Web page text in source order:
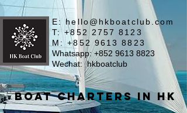
E:hello@hkboatclub.com
T: +852 2757 8123
M: +852 9613 8823
Whatsapp: +852 9613 8823
Wechat: hkboatclub
Boat Charters in HK